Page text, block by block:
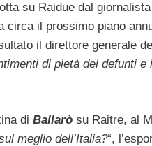
su Raidue dal giornalista
circa il prossimo piano
il direttore generale
di pietà dei defunti
di Ballarò su Raitre, al
meglio dell’Italia?“,